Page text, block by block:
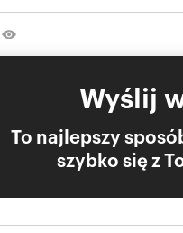
źródła ogrzewania:
w 2017 roku) oraz
rozwiązania
z betonu komórkowego
ogrodzenie
a zaledwie 5
do centrum i innych
kredyt hipoteczny na
nieruchomości w
ogłoszenie
Wyślij
To najlepszy
szybko się z